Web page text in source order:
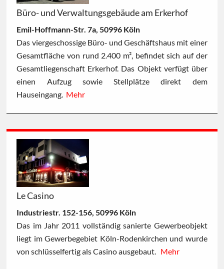
Büro- und Verwaltungsgebäude am Erkerhof
Emil-Hoffmann-Str. 7a, 50996 Köln
Das viergeschossige Büro- und Geschäftshaus mit einer
Gesamtfläche von rund 2.400 m², befindet sich auf der
Gesamtliegenschaft Erkerhof. Das Objekt verfügt über
einen Aufzug sowie Stellplätze direkt dem
Hauseingang. Mehr
Le Casino
Industriestr. 152-156, 50996 Köln
Das im Jahr 2011 vollständig sanierte Gewerbeobjekt
liegt im Gewerbegebiet Köln-Rodenkirchen und wurde
von schlüsselfertig als Casino ausgebaut. Mehr